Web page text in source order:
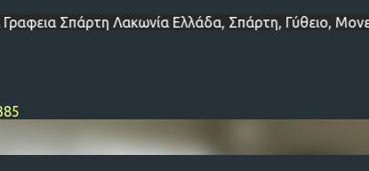
Μετάβαση στο κύριο περιεχόμενο
Γύθειο, Μονεμβασιά,